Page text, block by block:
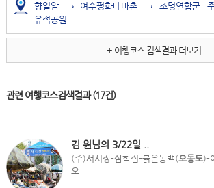
향일암 → 여수평화테마촌 → 조명연합군
유적공원
+ 여행코스 검색결과 더보기
관련 여행코스검색결과(17건)
김 원님의 3/22일 ..
(주)서시장-삼학집-붉은동백(오동도)-
오..